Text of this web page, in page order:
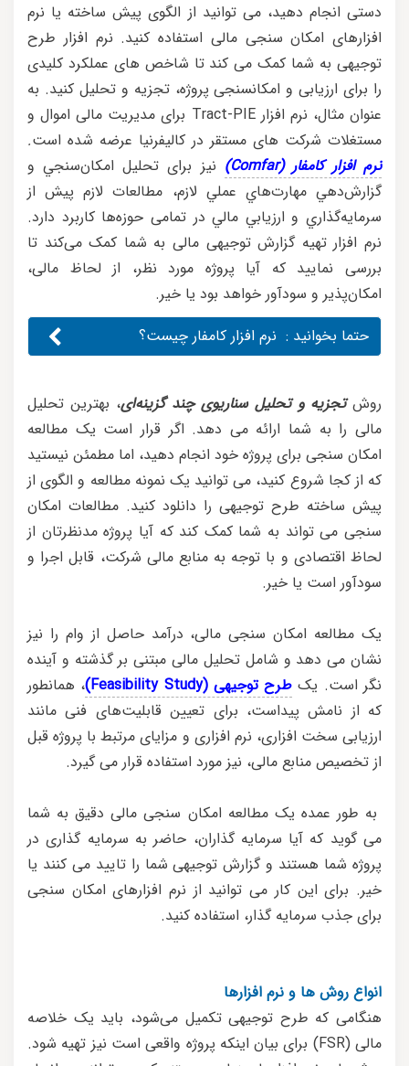
دستی انجام دهید، می توانید از الگوی پیش ساخته یا نرم
افزارهای امکان سنجی مالی استفاده کنید. نرم افزار طرح
توجیهی به شما کمک می کند تا شاخص های عملکرد کلیدی
را برای ارزیابی و امکانسنجی پروژه، تجزیه و تحلیل کنید. به
عنوان مثال، نرم افزار Tract-PIE برای مدیریت مالی اموال و
مستغلات شرکت های مستقر در کالیفرنیا عرضه شده است.
نرم افزار کامفار (Comfar)
نیز برای تحليل امکان‌سنجي و
گزارش‌دهي مهارت‌هاي عملي لازم، مطالعات لازم پيش از
سرمايه‌گذاري و ارزيابي مالي در تمامی حوزه‌ها کاربرد دارد.
نرم افزار تهیه گزارش توجیهی مالی به شما کمک می‌کند تا
بررسی نمایید که آیا پروژه مورد نظر، از لحاظ مالی،
امکان‌پذیر و سودآور خواهد بود یا خیر.
حتما بخوانید : نرم افزار کامفار چیست؟
روشتجزیه و تحلیل سناریوی چند گزینه‌ای، بهترین تحلیل
مالی را به شما ارائه می دهد. اگر قرار است یک مطالعه
امکان سنجی برای پروژه خود انجام دهید، اما مطمئن نیستید
که از کجا شروع کنید، می توانید یک نمونه مطالعه و الگوی از
پیش ساخته طرح توجیهی را دانلود کنید. مطالعات امکان
سنجی می تواند به شما کمک کند که آیا پروژه مدنظرتان از
لحاظ اقتصادی و با توجه به منابع مالی شرکت، قابل اجرا و
سودآور است یا خیر.
یک مطالعه امکان سنجی مالی، درآمد حاصل از وام را نیز
نشان می دهد و شامل تحلیل مالی مبتنی بر گذشته و آینده
نگر است. یک طرح توجیهی (Feasibility Study)
، همانطور
که از نامش پیداست، برای تعیین قابلیت‌های فنی مانند
ارزیابی سخت افزاری، نرم افزاری و مزایای مرتبط با پروژه قبل
از تخصیص منابع مالی، نیز مورد استفاده قرار می گیرد.
به طور عمده یک مطالعه امکان سنجی مالی دقیق به شما
می گوید که آیا سرمایه گذاران، حاضر به سرمایه گذاری در
پروژه شما هستند و گزارش توجیهی شما را تایید می کنند یا
خیر. برای این کار می توانید از نرم افزارهای امکان سنجی
برای جذب سرمایه گذار، استفاده کنید.
انواع روش ها و نرم افزارها
هنگامی که طرح توجیهی تکمیل می‌شود، باید یک خلاصه
مالی (FSR) برای بیان اینکه پروژه واقعی است نیز تهیه شود.